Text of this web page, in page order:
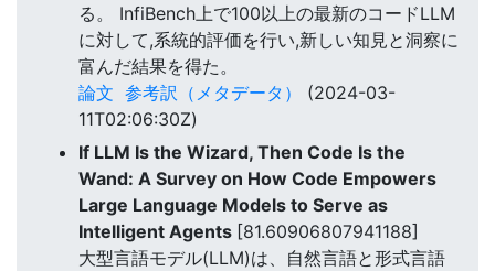
る。 InfiBench上で100以上の最新のコードLLM
に対して,系統的評価を行い,新しい知見と洞察に
富んだ結果を得た。
論文 参考訳（メタデータ）
(2024-03-
11T02:06:30Z)
If LLM Is the Wizard, Then Code Is the
Wand: A Survey on How Code Empowers
Large Language Models to Serve as
Intelligent Agents [81.60906807941188]
大型言語モデル(LLM)は、自然言語と形式言語